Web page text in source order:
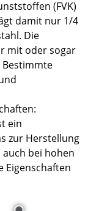
(FVK)
damit nur 1/4
Die
mit oder sogar
ein
zur Herstellung
bei hohen
Eigenschaften